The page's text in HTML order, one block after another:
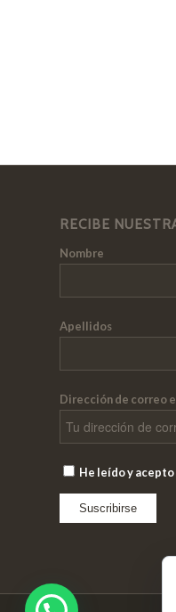
RECIBE
Nombre
Apellidos
Dirección de correo
He leído y